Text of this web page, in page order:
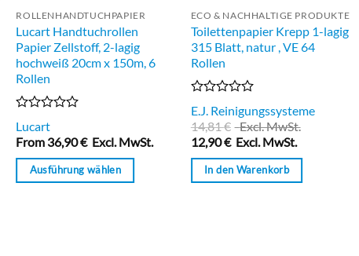
ROLLENHANDTUCHPAPIER
Lucart Handtuchrollen
Papier Zellstoff, 2-lagig
hochweiß 20cm x 150m, 6
Rollen
Bewertet
mit
0
von
Lucart
From 36,90€ Excl. MwSt.
Ausführung wählen
ECO & NACHHALTIGE PRODUKTE
Toilettenpapier Krepp 1-lagig
315 Blatt, natur , VE 64
Rollen
Bewertet
mit
0
von
5
E.J. Reinigungssysteme
14,81€ Excl. MwSt.
12,90€ Excl. MwSt.
In den Warenkorb